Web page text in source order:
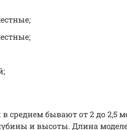
среднем бывают от 2 до 2,5
и высоты. Длина